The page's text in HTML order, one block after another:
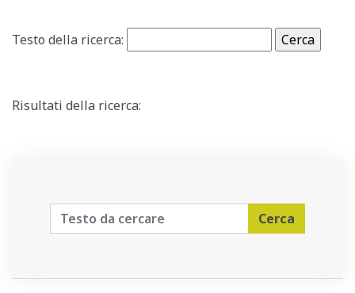
Testo della ricerca:
Risultati della ricerca:
Cerca